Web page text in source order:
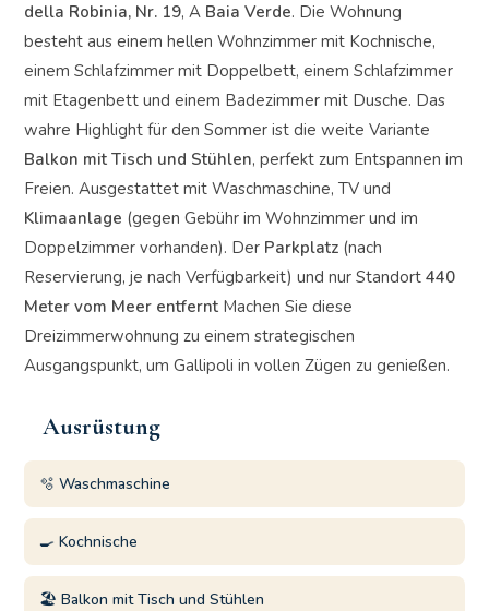
della Robinia, Nr. 19, A Baia Verde. Die Wohnung
besteht aus einem hellen Wohnzimmer mit Kochnische,
einem Schlafzimmer mit Doppelbett, einem Schlafzimmer
mit Etagenbett und einem Badezimmer mit Dusche. Das
wahre Highlight für den Sommer ist die weite Variante
Balkon mit Tisch und Stühlen, perfekt zum Entspannen im
Freien. Ausgestattet mit Waschmaschine, TV und
Klimaanlage (gegen Gebühr im Wohnzimmer und im
Doppelzimmer vorhanden). Der Parkplatz (nach
Reservierung, je nach Verfügbarkeit) und nur Standort440
Meter vom Meer entfernt Machen Sie diese
Dreizimmerwohnung zu einem strategischen
Ausgangspunkt, um Gallipoli in vollen Zügen zu genießen.
Ausrüstung
🫧 Waschmaschine
🍳 Kochnische
🏖️ Balkon mit Tisch und Stühlen